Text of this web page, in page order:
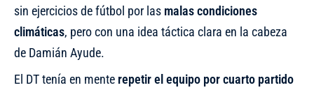
sin ejercicios de fútbol por las malas condiciones
climáticas, pero con una idea táctica clara en la cabeza
de Damián Ayude.
El DT tenía en mente repetir el equipo por cuarto partido